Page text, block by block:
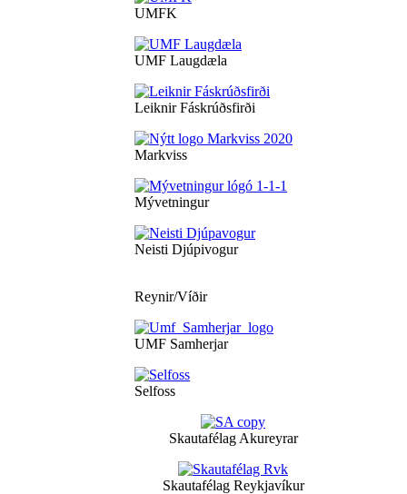
UMFK
UMF Laugdæla
Leiknir Fáskrúðsfirði
Markviss
Mývetningur
Neisti Djúpivogur
Reynir/Víðir
UMF Samherjar
Selfoss
Skautafélag Akureyrar
Skautafélag Reykjavíkur